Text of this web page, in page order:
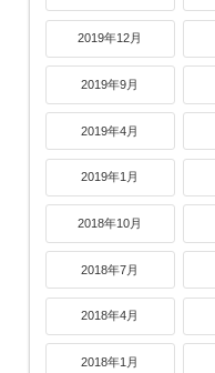
2019年12月
2019年9月
2019年4月
2019年1月
2018年10月
2018年7月
2018年4月
2018年1月